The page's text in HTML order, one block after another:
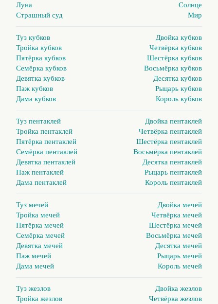
Луна
Солнце
Страшный суд
Мир
Туз кубков
Двойка кубков
Тройка кубков
Четвёрка кубков
Пятёрка кубков
Шестёрка кубков
Семёрка кубков
Восьмёрка кубков
Девятка кубков
Десятка кубков
Паж кубков
Рыцарь кубков
Дама кубков
Король кубков
Туз пентаклей
Двойка пентаклей
Тройка пентаклей
Четвёрка пентаклей
Пятёрка пентаклей
Шестёрка пентаклей
Семёрка пентаклей
Восьмёрка пентаклей
Девятка пентаклей
Десятка пентаклей
Паж пентаклей
Рыцарь пентаклей
Дама пентаклей
Король пентаклей
Туз мечей
Двойка мечей
Тройка мечей
Четвёрка мечей
Пятёрка мечей
Шестёрка мечей
Семёрка мечей
Восьмёрка мечей
Девятка мечей
Десятка мечей
Паж мечей
Рыцарь мечей
Дама мечей
Король мечей
Туз жезлов
Двойка жезлов
Тройка жезлов
Четвёрка жезлов